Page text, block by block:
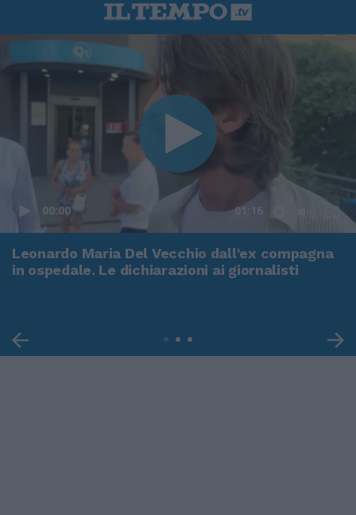
00:00 01:16
Leonardo Maria Del Vecchio dall'ex compagna
in ospedale. Le dichiarazioni ai giornalisti